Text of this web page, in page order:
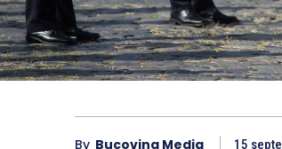
By Bucovina Media 15